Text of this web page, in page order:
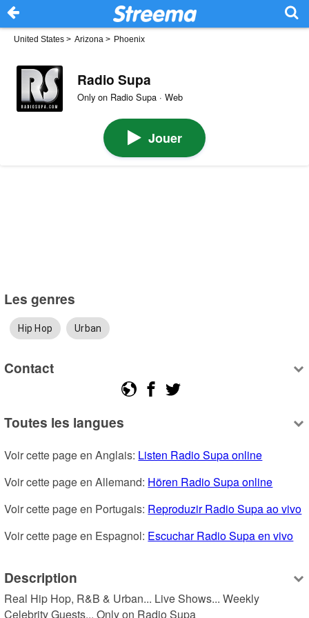
United States > Arizona > Phoenix
Radio Supa
Only on Radio Supa · Web
Jouer
Les genres
Hip Hop Urban
Contact
Toutes les langues
Voir cette page en Anglais: Listen Radio Supa online
Voir cette page en Allemand: Hören Radio Supa online
Voir cette page en Portugais: Reproduzir Radio Supa ao vivo
Voir cette page en Espagnol: Escuchar Radio Supa en vivo
Description
Real Hip Hop, R&B & Urban... Live Shows... Weekly
Celebrity Guests... Only on Radio Supa